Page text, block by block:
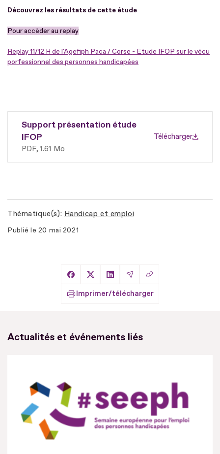
Découvrez les résultats de cette étude
Pour accèder au replay
Replay 11/12 H de l'Agefiph Paca / Corse - Etude IFOP sur le vécu
porfessionnel des personnes handicapées
Support présentation étude
IFOP
PDF 1.61 Mo
Télécharger
Thématique(s) Handicap et emploi
Publié le 20 mai 2021
Partager sur Facebook
Partager sur X
Partager sur LinkedIn
Partager par Email
Copier le lien
Imprimer/télécharger
Actualités et événements liés